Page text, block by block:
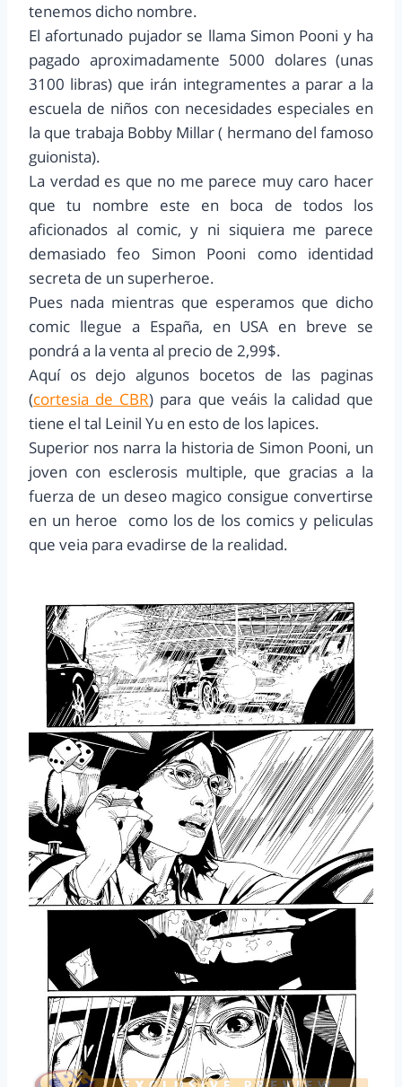
tenemos dicho nombre.
El afortunado pujador se llama Simon Pooni y ha
pagado aproximadamente 5000 dolares (unas
3100 libras) que irán integramentes a parar a la
escuela de niños con necesidades especiales en
la que trabaja Bobby Millar ( hermano del famoso
guionista).
La verdad es que no me parece muy caro hacer
que tu nombre este en boca de todos los
aficionados al comic, y ni siquiera me parece
demasiado feo Simon Pooni como identidad
secreta de un superheroe.
Pues nada mientras que esperamos que dicho
comic llegue a España, en USA en breve se
pondrá a la venta al precio de 2,99$.
Aquí os dejo algunos bocetos de las paginas
(cortesia de CBR) para que veáis la calidad que
tiene el tal Leinil Yu en esto de los lapices.
Superior nos narra la historia de Simon Pooni, un
joven con esclerosis multiple, que gracias a la
fuerza de un deseo magico consigue convertirse
en un heroe como los de los comics y peliculas
que veia para evadirse de la realidad.